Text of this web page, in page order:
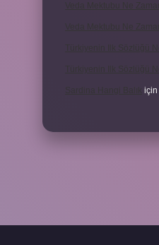
için